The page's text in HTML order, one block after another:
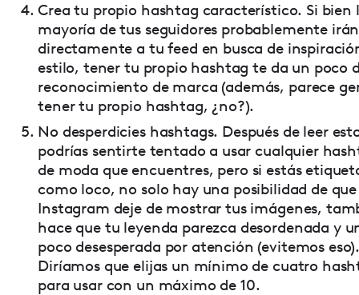
Crea tu propio hashtag característico. Si bien
mayoría de tus seguidores probablemente irán
directamente a tu feed en busca de
estilo, tener tu propio hashtag te da un poco
reconocimiento de marca (además, parece
tener tu propio hashtag, ¿no?).
No desperdicies hashtags. Después de leer
podrías sentirte tentado a usar cualquier
de moda que encuentres, pero si estás
como loco, no solo hay una posibilidad de que
Instagram deje de mostrar tus imágenes,
hace que tu leyenda parezca desordenada y
poco desesperada por atención (evitemos
Diríamos que elijas un mínimo de cuatro
para usar con un máximo de 10.